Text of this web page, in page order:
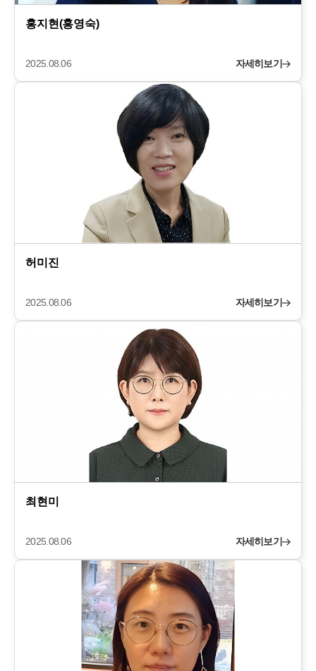
홍지현(홍영숙)
2025.08.06 자세히보기
허미진
2025.08.06 자세히보기
최현미
2025.08.06 자세히보기